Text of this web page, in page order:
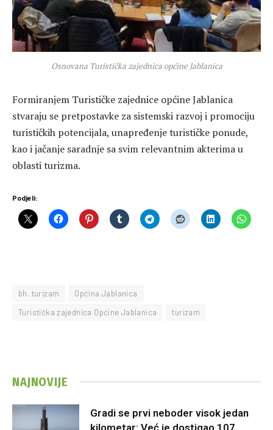
Osnovana Turistička zajednica općine Jablanica
Formiranjem Turističke zajednice općine Jablanica
stvaraju se pretpostavke za sistemski razvoj i promociju
turističkih potencijala, unapređenje turističke ponude,
kao i jačanje saradnje sa svim relevantnim akterima u
oblasti turizma.
Podjeli:
bh. turizam
Općina Jablanica
Turistička zajednica Općine Jablanica
turizam
NAJNOVIJE
Gradi se prvi neboder visok jedan
kilometar: Već je dostigao 107.